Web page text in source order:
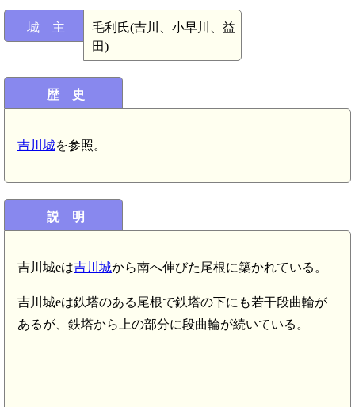
城 主
毛利氏(吉川、小早川、益
田)
歴 史
吉川城を参照。
説 明
吉川城eは吉川城から南へ伸びた尾根に築かれている。
吉川城eは鉄塔のある尾根で鉄塔の下にも若干段曲輪が
あるが、鉄塔から上の部分に段曲輪が続いている。